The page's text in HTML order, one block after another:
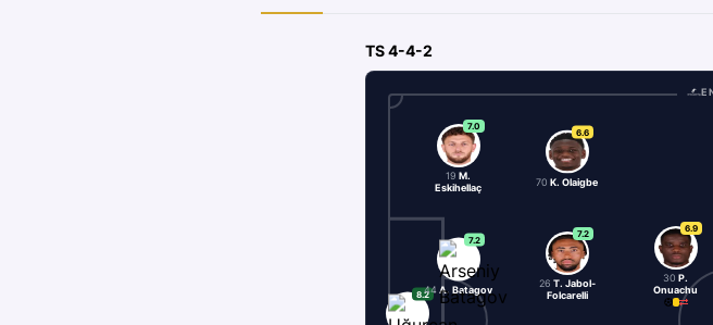
TS4-4-2
8.2
7.2
44 A. Batagov
7.0
19 M.
Eskihellaç
7.2
26 T. Jabol-
Folcarelli
6.6
70 K. Olaigbe
6.9
30 P.
Onuachu